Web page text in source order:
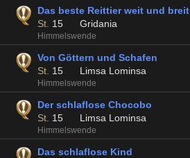
Das beste Reittier weit und breit
St. 15 Gridania
Himmelswende
Von Göttern und Schafen
St. 15 Limsa Lominsa
Himmelswende
Der schlaflose Chocobo
St. 15 Limsa Lominsa
Himmelswende
Das schlaflose Kind